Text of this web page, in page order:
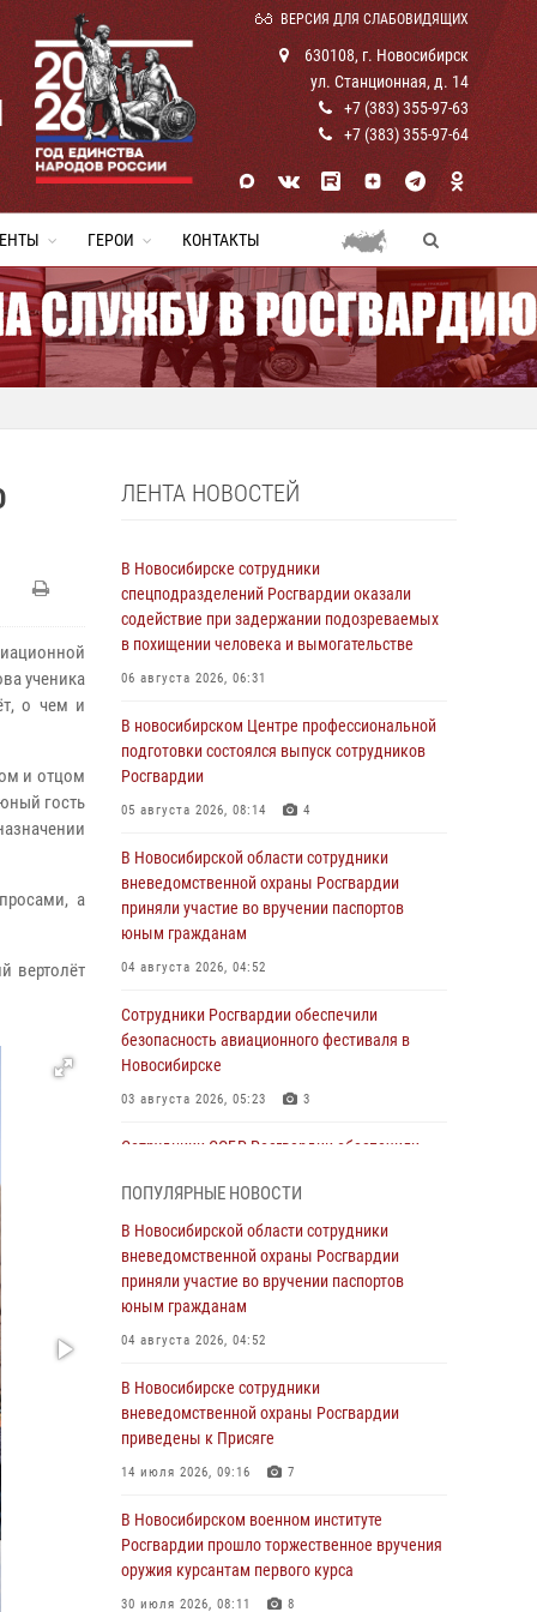
ВЕРСИЯ ДЛЯ СЛАБОВИДЯЩИХ
630108, г. Новосибирск
ул. Станционная, д. 14
+7 (383) 355-97-63
+7 (383) 355-97-64
ГЕРОИ КОНТАКТЫ
ученика
о чем и
и отцом
гость
а
вертолёт
ЛЕНТА НОВОСТЕЙ
В Новосибирске сотрудники
спецподразделений Росгвардии оказали
содействие при задержании подозреваемых
в похищении человека и вымогательстве
06 августа 2026, 06:31
В новосибирском Центре профессиональной
подготовки состоялся выпуск сотрудников
Росгвардии
05 августа 2026, 08:14 4
В Новосибирской области сотрудники
вневедомственной охраны Росгвардии
приняли участие во вручении паспортов
юным гражданам
04 августа 2026, 04:52
Сотрудники Росгвардии обеспечили
безопасность авиационного фестиваля в
Новосибирске
03 августа 2026, 05:23 3
Сотрудники СОБР Росгвардии обеспечили
обысков в рамках расследования серии
мошенничеств
31 июля 2026, 07:52
В Новосибирском военном институте
30 июля 2026, 08:11 8
При силовой поддержке бойцов ОМОН и
СОБР Росгвардии пресечена деятельность
сфере страхования
29 июля 2026, 05:19
В Новосибирске сотрудниками
ПОПУЛЯРНЫЕ НОВОСТИ
В Новосибирской области сотрудники
вневедомственной охраны Росгвардии
приняли участие во вручении паспортов
юным гражданам
04 августа 2026, 04:52
В Новосибирске сотрудники
вневедомственной охраны Росгвардии
приведены к Присяге
14 июля 2026, 09:16 7
В Новосибирском военном институте
Росгвардии прошло торжественное вручения
оружия курсантам первого курса
30 июля 2026, 08:11 8